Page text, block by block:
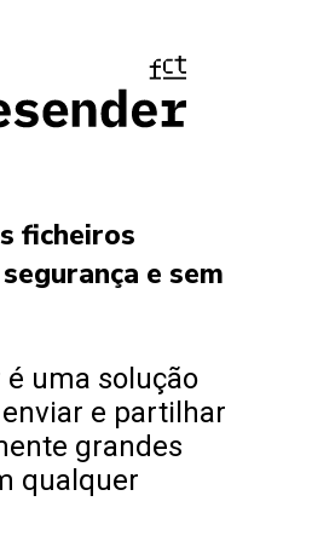
ficheiros
e sem
é uma solução
e partilhar
grandes
qualquer